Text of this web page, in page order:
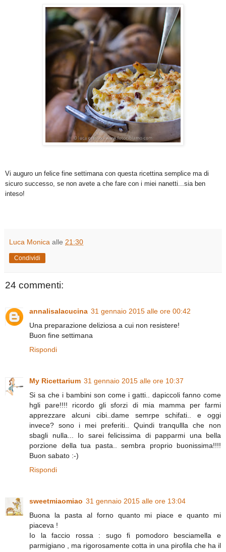
Vi auguro un felice fine settimana con questa ricettina semplice ma di
sicuro successo, se non avete a che fare con i miei nanetti...sia ben
inteso!
Luca Monica alle 21:30
Condividi
24 commenti:
annalisalacucina 31 gennaio 2015 alle ore 00:42
Una preparazione deliziosa a cui non resistere!
Buon fine settimana
Rispondi
My Ricettarium 31 gennaio 2015 alle ore 10:37
Si sa che i bambini son come i gatti.. dapiccoli fanno come
hgli pare!!!! ricordo gli sforzi di mia mamma per farmi
apprezzare alcuni cibi..dame semrpe schifati.. e oggi
invece? sono i mei preferiti.. Quindi tranqullla che non
sbagli nulla... Io sarei felicissima di papparmi una bella
porzione della tua pasta.. sembra proprio buonissima!!!!
Buon sabato :-)
Rispondi
sweetmiaomiao 31 gennaio 2015 alle ore 13:04
Buona la pasta al forno quanto mi piace e quanto mi
piaceva !
Io la faccio rossa : sugo fi pomodoro besciamella e
parmigiano , ma rigorosamente cotta in una pirofila che ha il